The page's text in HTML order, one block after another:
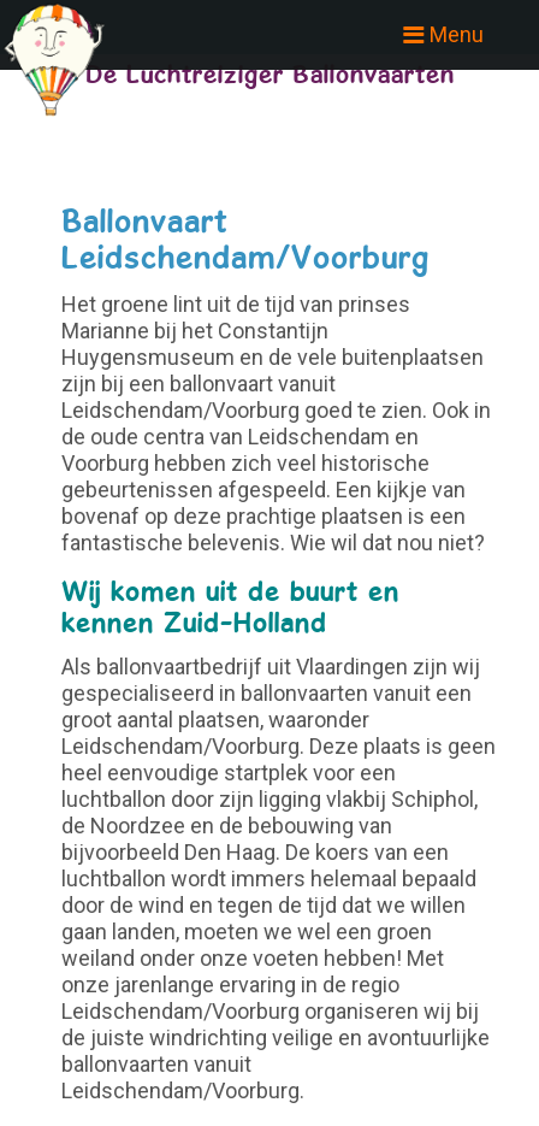
Menu
De Luchtreiziger Ballonvaarten
Ballonvaart
Leidschendam/Voorburg
Het groene lint uit de tijd van prinses
Marianne bij het Constantijn
Huygensmuseum en de vele buitenplaatsen
zijn bij een ballonvaart vanuit
Leidschendam/Voorburg goed te zien. Ook in
de oude centra van Leidschendam en
Voorburg hebben zich veel historische
gebeurtenissen afgespeeld. Een kijkje van
bovenaf op deze prachtige plaatsen is een
fantastische belevenis. Wie wil dat nou niet?
Wij komen uit de buurt en
kennen Zuid-Holland
Als ballonvaartbedrijf uit Vlaardingen zijn wij
gespecialiseerd in ballonvaarten vanuit een
groot aantal plaatsen, waaronder
Leidschendam/Voorburg. Deze plaats is geen
heel eenvoudige startplek voor een
luchtballon door zijn ligging vlakbij Schiphol,
de Noordzee en de bebouwing van
bijvoorbeeld Den Haag. De koers van een
luchtballon wordt immers helemaal bepaald
door de wind en tegen de tijd dat we willen
gaan landen, moeten we wel een groen
weiland onder onze voeten hebben! Met
onze jarenlange ervaring in de regio
Leidschendam/Voorburg organiseren wij bij
de juiste windrichting veilige en avontuurlijke
ballonvaarten vanuit
Leidschendam/Voorburg.